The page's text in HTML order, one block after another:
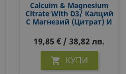
Calcuim & Magnesium
Citrate With D3/ Калций
С Магнезий (цитрат) И
Цинк И Манган Х 90
Таблетки
19,85 € / 38,82 лв.
 КУПИ